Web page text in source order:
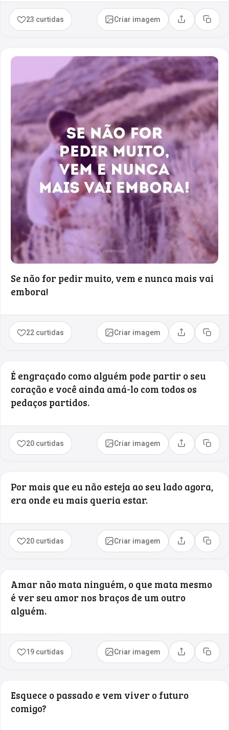
23 curtidas Criar imagem Compartilhar
Copiar
Se não for pedir muito, vem e nunca mais vai
embora!
22 curtidas Criar imagem Compartilhar
Copiar
É engraçado como alguém pode partir o seu
coração e você ainda amá-lo com todos os
pedaços partidos.
20 curtidas Criar imagem Compartilhar
Copiar
Por mais que eu não esteja ao seu lado agora,
era onde eu mais queria estar.
20 curtidas Criar imagem Compartilhar
Copiar
Amar não mata ninguém, o que mata mesmo
é ver seu amor nos braços de um outro
alguém.
19 curtidas Criar imagem Compartilhar
Copiar
Esquece o passado e vem viver o futuro
comigo?